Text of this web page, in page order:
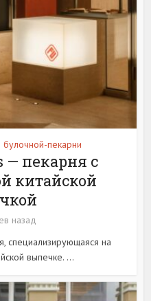
пекарни
— пекарня с
китайской
назад
специализирующаяся на
выпечке. ...